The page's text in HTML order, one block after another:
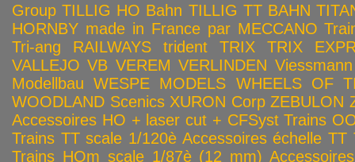
Group TILLIG HO Bahn TILLIG TT BAHN
HORNBY made in France par MECCANO
Tri-ang RAILWAYS
trident TRIX
TRIX
VALLEJO VB VEREM VERLINDEN Viessmann
Modellbau WESPE MODELS WHEELS OF
WOODLAND Scenics XURON Corp ZEBULON
Accessoires HO + laser cut + CFSyst Trains
Trains TT scale 1/120è Accessoires échelle TT
Trains HOm scale 1/87è (12 mm)